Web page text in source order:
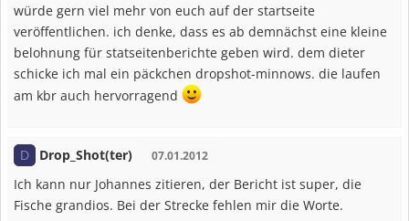
würde gern viel mehr von euch auf der startseite
veröffentlichen. ich denke, dass es ab demnächst eine kleine
belohnung für statseitenberichte geben wird. dem dieter
schicke ich mal ein päckchen dropshot-minnows. die laufen
am kbr auch hervorragend
D Drop_Shot(ter) 07.01.2012
Ich kann nur Johannes zitieren, der Bericht ist super, die
Fische grandios. Bei der Strecke fehlen mir die Worte.